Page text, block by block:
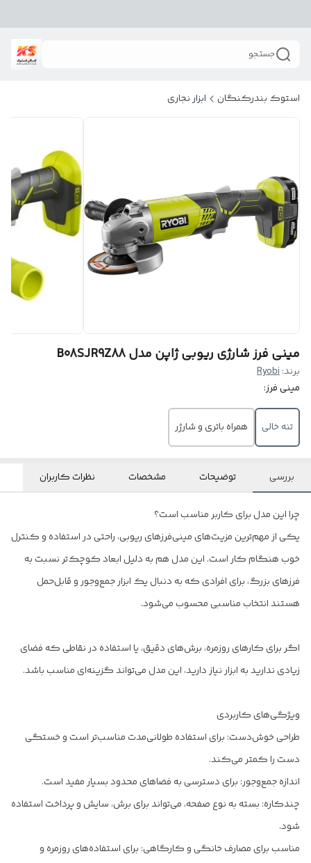
جستجو
استوک بندرکنگان ابزار نجاری
مینی فرز شارژی ریوبی ژاپن مدل B08SJR9Z88
برند:Ryobi
مینی فرز:
تنه خالی همراه باتری و شارژر
بررسی توضیحات مشخصات نظرات کاربران
چرا این مدل برای کاربر مناسب است؟
یکی از مهم‌ترین مزیت‌های مینی‌فرزهای ریوبی، راحتی در استفاده و کنترل
خوب هنگام کار است. این مدل هم به دلیل ابعاد کوچک‌تر نسبت به
فرزهای بزرگ، برای افرادی که به دنبال یک ابزار جمع‌وجور و قابل‌حمل
هستند انتخاب مناسبی محسوب می‌شود.
اگر برای کارهای روزمره، برش‌های دقیق، یا استفاده در نقاطی که فضای
زیادی ندارید به ابزار نیاز دارید، این مدل می‌تواند گزینه‌ای مناسب باشد.
ویژگی‌های کاربردی
طراحی خوش‌دست: برای استفاده طولانی‌مدت مناسب‌تر است و خستگی
دست را کمتر می‌کند.
اندازه جمع‌وجور: برای دسترسی به فضاهای محدود بسیار مفید است.
چندکاره: بسته به نوع صفحه، می‌تواند برای برش، سایش و پرداخت استفاده
شود.
مناسب برای مصارف خانگی و کارگاهی: برای استفاده‌های روزمره و